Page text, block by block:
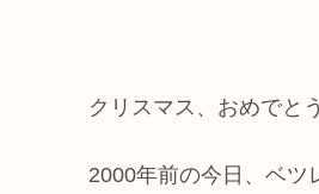
クリスマス、おめでと
2000年前の今日、ベツ